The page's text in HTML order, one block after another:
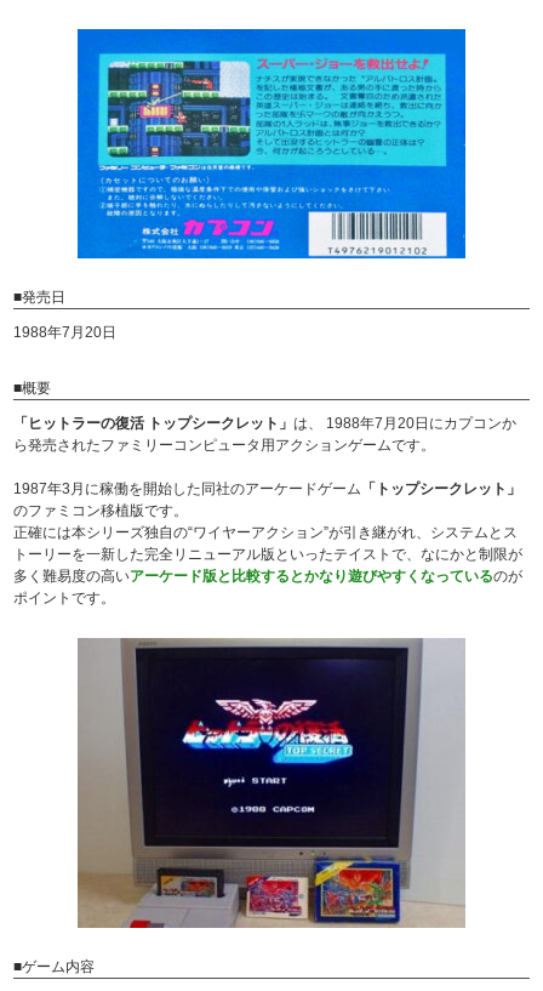
■発売日
1988年7月20日
■概要
「ヒットラーの復活 トップシークレット」は、 1988年7月20日にカプコンか
ら発売されたファミリーコンピュータ用アクションゲームです。
1987年3月に稼働を開始した同社のアーケードゲーム 「トップシークレット」
のファミコン移植版です。
正確には本シリーズ独自の“ワイヤーアクション”が引き継がれ、システムとス
トーリーを一新した完全リニューアル版といったテイストで、なにかと制限が
多く難易度の高いアーケード版と比較するとかなり遊びやすくなっているのが
ポイントです。
■ゲーム内容